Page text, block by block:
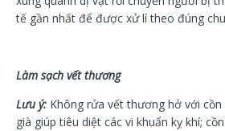
tế gần nhất để được xử lí theo đúng
Làm sạch vết thương
Lưu ý: Không rửa vết thương hở với cồn
già giúp tiêu diệt các vi khuẩn kỵ khí;